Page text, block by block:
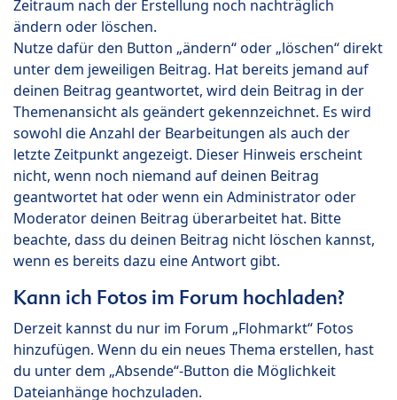
Zeitraum nach der Erstellung noch nachträglich
ändern oder löschen.
Nutze dafür den Button „ändern“ oder „löschen“ direkt
unter dem jeweiligen Beitrag. Hat bereits jemand auf
deinen Beitrag geantwortet, wird dein Beitrag in der
Themenansicht als geändert gekennzeichnet. Es wird
sowohl die Anzahl der Bearbeitungen als auch der
letzte Zeitpunkt angezeigt. Dieser Hinweis erscheint
nicht, wenn noch niemand auf deinen Beitrag
geantwortet hat oder wenn ein Administrator oder
Moderator deinen Beitrag überarbeitet hat. Bitte
beachte, dass du deinen Beitrag nicht löschen kannst,
wenn es bereits dazu eine Antwort gibt.
Kann ich Fotos im Forum hochladen?
Derzeit kannst du nur im Forum „Flohmarkt“ Fotos
hinzufügen. Wenn du ein neues Thema erstellen, hast
du unter dem „Absende“-Button die Möglichkeit
Dateianhänge hochzuladen.